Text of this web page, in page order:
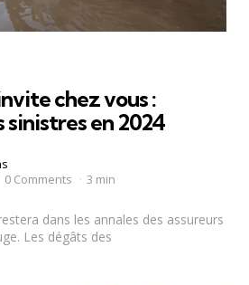
chez vous :
sinistres en 2024
0 Comments 3 min
dans les annales des assureurs
Les dégâts des